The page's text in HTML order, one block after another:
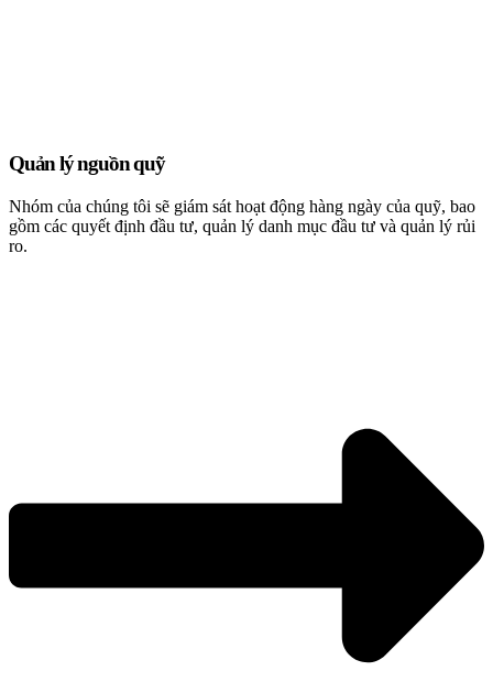
Quản lý nguồn quỹ
Nhóm của chúng tôi sẽ giám sát hoạt động hàng ngày của quỹ, bao
gồm các quyết định đầu tư, quản lý danh mục đầu tư và quản lý rủi
ro.